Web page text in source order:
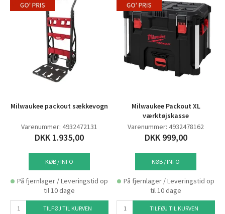
Milwaukee packout sækkevogn
Varenummer: 4932472131
DKK 1.935,00
KØB / INFO
På fjernlager / Leveringstid op
til 10 dage
TILFØJ TIL KURVEN
Milwaukee Packout XL
værktøjskasse
Varenummer: 4932478162
DKK 999,00
KØB / INFO
På fjernlager / Leveringstid op
til 10 dage
TILFØJ TIL KURVEN